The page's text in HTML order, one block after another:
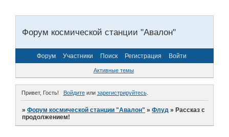
Форум космической станции "Авалон"
Форум Участники Поиск Регистрация Войти
Активные темы
Привет, Гость! Войдитеили зарегистрируйтесь.
»Форум космической станции "Авалон" »Флуд »Рассказ с
продолжением!